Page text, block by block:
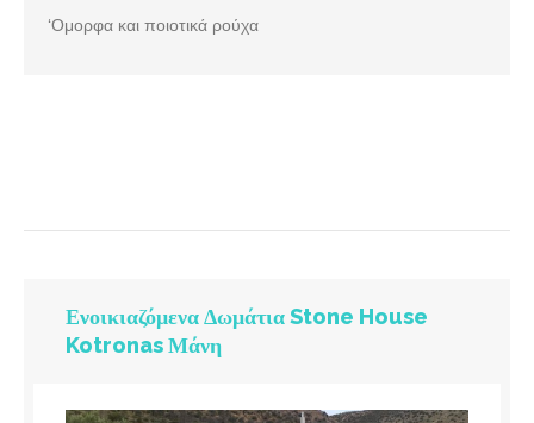
‘Ομορφα και ποιοτικά ρούχα
Ενοικιαζόμενα Δωμάτια Stone House
Kotronas Μάνη